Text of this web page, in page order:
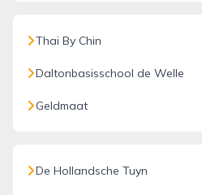
Thai By Chin
Daltonbasisschool de Welle
Geldmaat
De Hollandsche Tuyn